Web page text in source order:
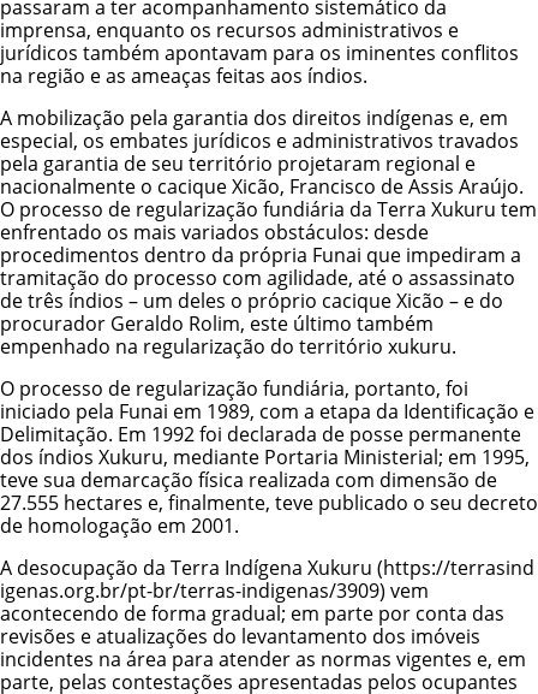
passaram a ter acompanhamento sistemático da
imprensa, enquanto os recursos administrativos e
jurídicos também apontavam para os iminentes conflitos
na região e as ameaças feitas aos índios.
A mobilização pela garantia dos direitos indígenas e, em
especial, os embates jurídicos e administrativos travados
pela garantia de seu território projetaram regional e
nacionalmente o cacique Xicão, Francisco de Assis Araújo.
O processo de regularização fundiária da Terra Xukuru tem
enfrentado os mais variados obstáculos: desde
procedimentos dentro da própria Funai que impediram a
tramitação do processo com agilidade, até o assassinato
de três índios – um deles o próprio cacique Xicão – e do
procurador Geraldo Rolim, este último também
empenhado na regularização do território xukuru.
O processo de regularização fundiária, portanto, foi
iniciado pela Funai em 1989, com a etapa da Identificação e
Delimitação. Em 1992 foi declarada de posse permanente
dos índios Xukuru, mediante Portaria Ministerial; em 1995,
teve sua demarcação física realizada com dimensão de
27.555 hectares e, finalmente, teve publicado o seu decreto
de homologação em 2001.
A desocupação da Terra Indígena Xukuru
vem
acontecendo de forma gradual; em parte por conta das
revisões e atualizações do levantamento dos imóveis
incidentes na área para atender as normas vigentes e, em
parte, pelas contestações apresentadas pelos ocupantes